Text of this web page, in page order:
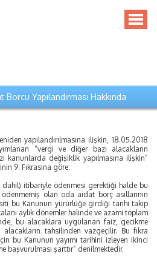
Yapılandırması Hakkında
yapılandırılmasına ilişkin, 18.05.2018
“vergi ve diğer bazı alacakların
kanunlarda değişiklik yapılmasına ilişkin”
9. Fıkrasına göre:
itibariyle ödenmesi gerektiği halde bu
olan oda aidat borç asıllarının
bu Kanunun yürürlüğe girdiği tarihi takip
aylık dönemler halinde ve azami toplam
bu alacaklara uygulanan faiz, gecikme
tahsilinden vazgeçilir. Bu fıkra
bu Kanunun yayımı tarihini izleyen ikinci
başvurulması şarttır” denilmektedir.